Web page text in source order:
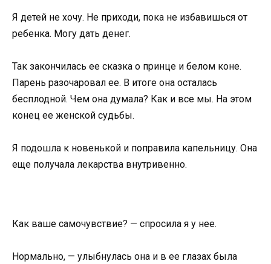
Я детей не хочу. Не приходи, пока не избавишься от
ребенка. Могу дать денег.
Так закончилась ее сказка о принце и белом коне.
Парень разочаровал ее. В итоге она осталась
бесплодной. Чем она думала? Как и все мы. На этом
конец ее женской судьбы.
Я подошла к новенькой и поправила капельницу. Она
еще получала лекарства внутривенно.
Как ваше самочувствие? — спросила я у нее.
Нормально, — улыбнулась она и в ее глазах была